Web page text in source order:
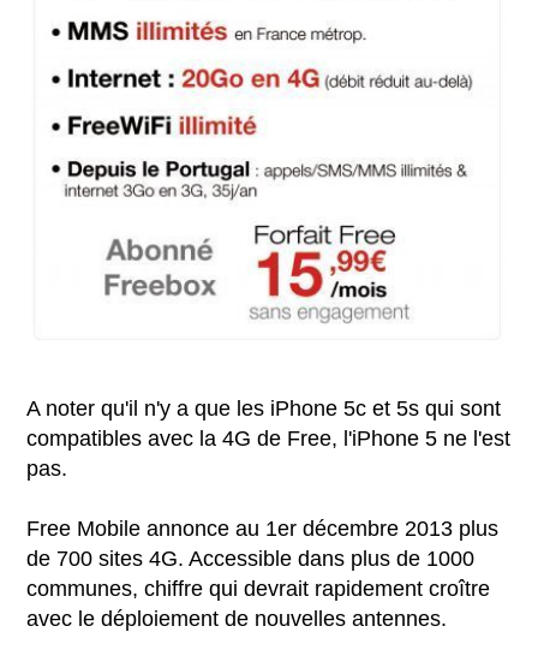
A noter qu'il n'y a que les iPhone 5c et 5s qui sont
compatibles avec la 4G de Free, l'iPhone 5 ne l'est
pas.
Free Mobile annonce au 1er décembre 2013 plus
de 700 sites 4G. Accessible dans plus de 1000
communes, chiffre qui devrait rapidement croître
avec le déploiement de nouvelles antennes.